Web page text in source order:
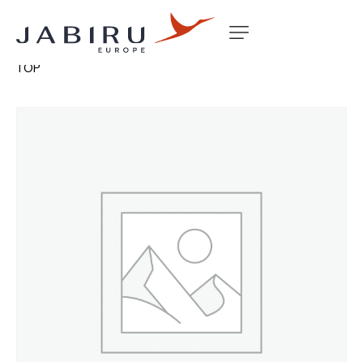
Accueil Non classé
TOP